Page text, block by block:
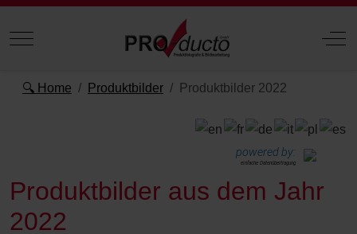
Mobile Menu Toggle Off-
🔍 Home Produktbilder Produktbilder 2022
powered by:
einfache Datenübertragung
Produktbilder aus dem Jahr
2022